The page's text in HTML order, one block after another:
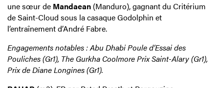
une sœur de Mandaean (Manduro), gagnant du Critérium
de Saint-Cloud sous la casaque Godolphin et
l’entraînement d’André Fabre.
Engagements notables : Abu Dhabi Poule d’Essai des
Pouliches (Gr1), The Gurkha Coolmore Prix Saint-Alary (Gr1),
Prix de Diane Longines (Gr1).